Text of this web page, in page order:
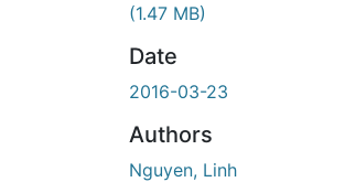
(1.47 MB)
Date
2016-03-23
Authors
Nguyen, Linh